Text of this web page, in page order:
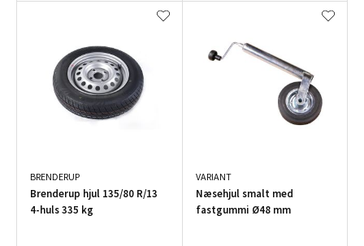
BRENDERUP
Brenderup hjul 135/80 R/13
4-huls 335 kg
VARIANT
Næsehjul smalt med
fastgummi Ø48 mm